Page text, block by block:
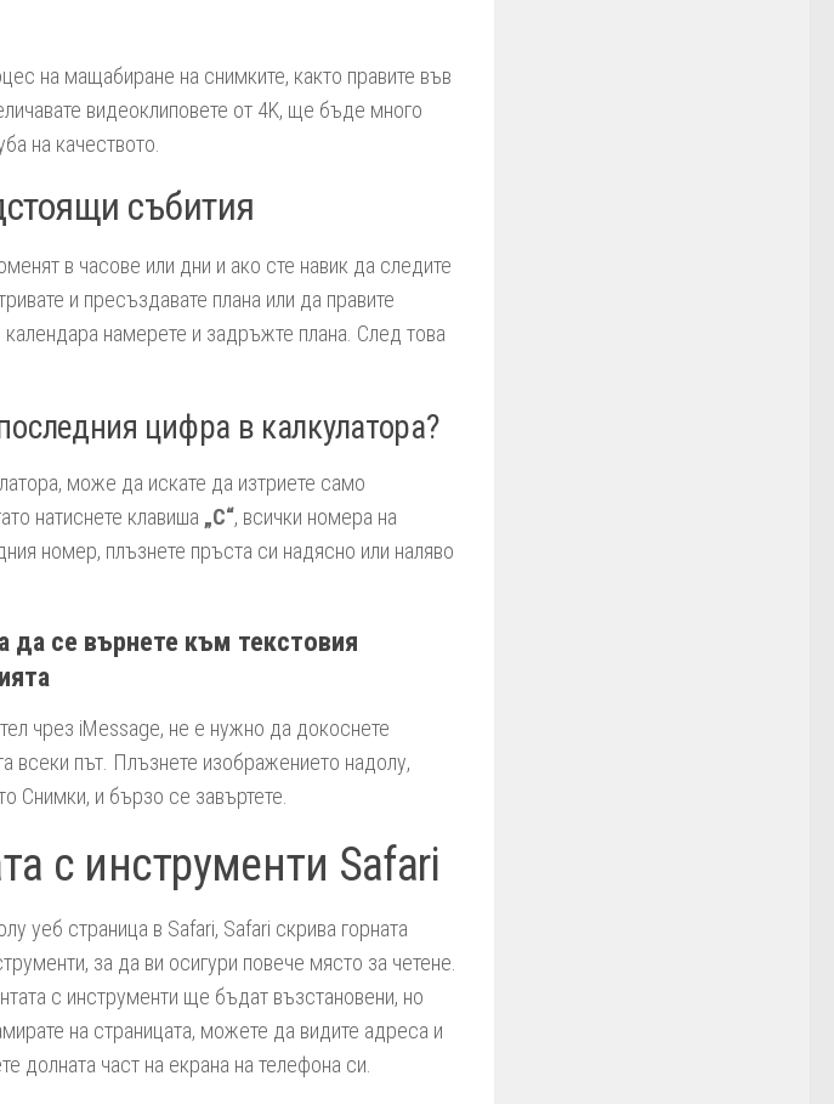
на мащабиране на снимките, както правите във
видеоклиповете от 4K, ще бъде много
на качеството.
събития
в часове или дни и ако сте навик да следите
и пресъздавате плана или да правите
намерете и задръжте плана. След това
цифра в калкулатора?
може да искате да изтриете само
натиснете клавиша „C“, всички номера на
номер, плъзнете пръста си надясно или наляво
да се върнете към текстовия
чрез iMessage, не е нужно да докоснете
всеки път. Плъзнете изображението надолу,
Снимки, и бързо се завъртете.
с инструменти Safari
уеб страница в Safari, Safari скрива горната
за да ви осигури повече място за четене.
с инструменти ще бъдат възстановени, но
на страницата, можете да видите адреса и
долната част на екрана на телефона си.